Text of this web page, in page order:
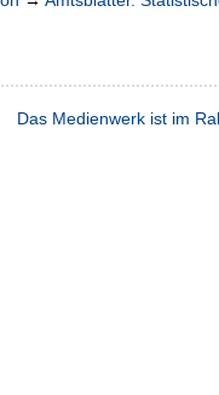
Das Medienwerk ist im